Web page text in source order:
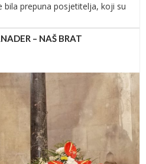
prepuna posjetitelja, koji su
– NAŠ BRAT